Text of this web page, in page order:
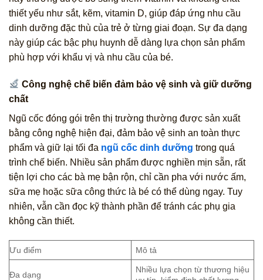
thiết yếu như sắt, kẽm, vitamin D, giúp đáp ứng nhu cầu
dinh dưỡng đặc thù của trẻ ở từng giai đoạn. Sự đa dạng
này giúp các bậc phụ huynh dễ dàng lựa chọn sản phẩm
phù hợp với khẩu vị và nhu cầu của bé.
Công nghệ chế biến đảm bảo vệ sinh và giữ dưỡng
chất
Ngũ cốc đóng gói trên thị trường thường được sản xuất
bằng công nghệ hiện đại, đảm bảo vệ sinh an toàn thực
phẩm và giữ lại tối đa ngũ cốc dinh dưỡng trong quá
trình chế biến. Nhiều sản phẩm được nghiền mịn sẵn, rất
tiện lợi cho các bà mẹ bận rộn, chỉ cần pha với nước ấm,
sữa mẹ hoặc sữa công thức là bé có thể dùng ngay. Tuy
nhiên, vẫn cần đọc kỹ thành phần để tránh các phụ gia
không cần thiết.
Ưu điểm Mô tả
Đa dạng
Nhiều lựa chọn từ thương hiệu